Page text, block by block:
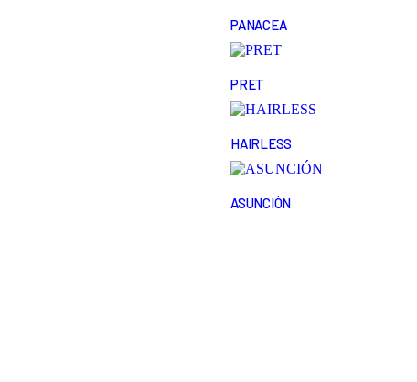
PANACEA
PRET
HAIRLESS
ASUNCIÓN